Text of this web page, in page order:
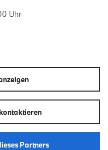
Uhr
Partners